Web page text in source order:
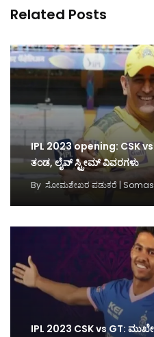
Related Posts
IPL 2023 opening: CSK
ತಂಡ, ಲೈವ್ ಸ್ಟ್ರೀಮ್ ವಿವರಗಳು
By ಸೋಮಶೇಖರ ಪಡುಕರೆ |
IPL 2023 CSK vs GT: